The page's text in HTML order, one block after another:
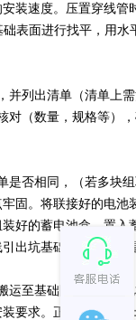
装速度。压置穿线
表面进行找平，用
并列出清单（清单上
对（数量，规格等）
是否相同，（若多块
固。将联接好的电
好的蓄电池盒，置
出坑基础，测试电压
运至基础附近，将电
要求。正常天气情